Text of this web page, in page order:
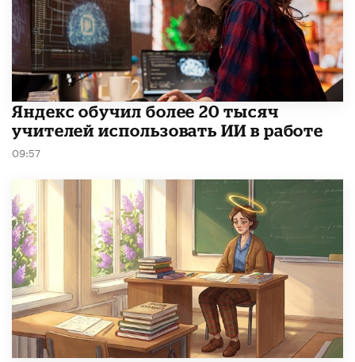
​Яндекс обучил более 20 тысяч
учителей использовать ИИ в работе
09:57